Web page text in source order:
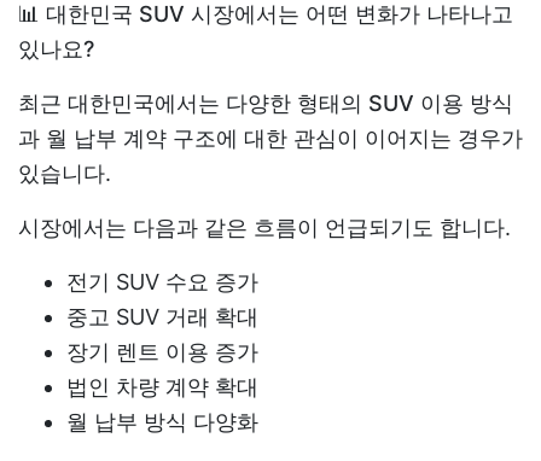
📊 대한민국 SUV 시장에서는 어떤 변화가 나타나고
있나요?
최근 대한민국에서는 다양한 형태의 SUV 이용 방식
과 월 납부 계약 구조에 대한 관심이 이어지는 경우가
있습니다.
시장에서는 다음과 같은 흐름이 언급되기도 합니다.
전기 SUV 수요 증가
중고 SUV 거래 확대
장기 렌트 이용 증가
법인 차량 계약 확대
월 납부 방식 다양화